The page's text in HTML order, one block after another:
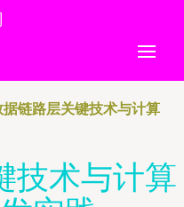
据链路层关键技术与计算
技术与计算